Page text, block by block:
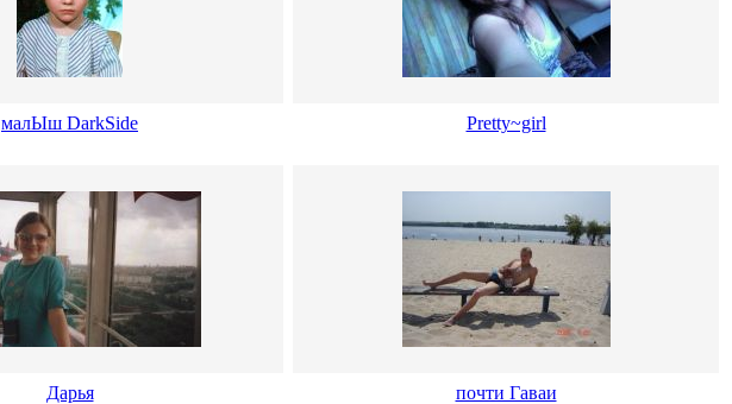
малЫш DarkSide Pretty~girl
Дарья почти Гаваи